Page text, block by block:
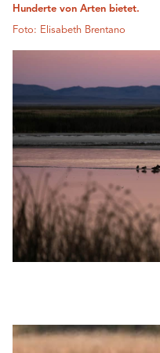
Hunderte von Arten bietet.
Foto: Elisabeth Brentano